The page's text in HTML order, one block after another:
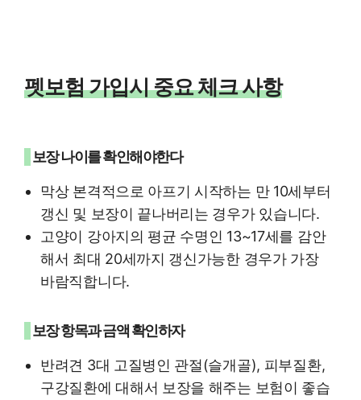
펫보험 가입시 중요 체크 사항
보장 나이를 확인해야한다
막상 본격적으로 아프기 시작하는 만 10세부터
갱신 및 보장이 끝나버리는 경우가 있습니다.
고양이 강아지의 평균 수명인 13~17세를 감안
해서 최대 20세까지 갱신가능한 경우가 가장
바람직합니다.
보장 항목과 금액 확인하자
반려견 3대 고질병인 관절(슬개골), 피부질환,
구강질환에 대해서 보장을 해주는 보험이 좋습